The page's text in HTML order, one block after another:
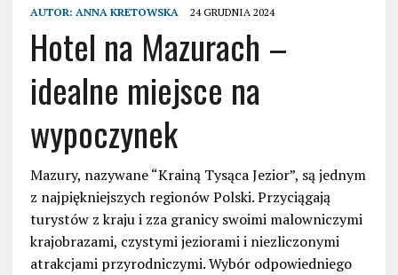
AUTOR: ANNA KRETOWSKA 24 GRUDNIA 2024
Hotel na Mazurach –
idealne miejsce na
wypoczynek
Mazury, nazywane “Krainą Tysąca Jezior”, są jednym
z najpiękniejszych regionów Polski. Przyciągają
turystów z kraju i zza granicy swoimi malowniczymi
krajobrazami, czystymi jeziorami i niezliczonymi
atrakcjami przyrodniczymi. Wybór odpowiedniego